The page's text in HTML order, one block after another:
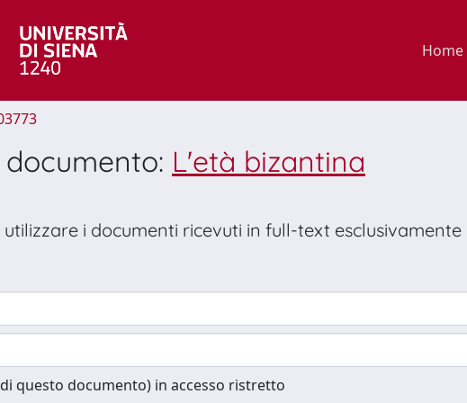
Home
L'età bizantina
i documenti ricevuti in full-text
questo documento) in accesso ristretto